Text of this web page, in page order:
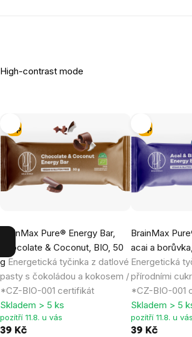
High-contrast mode
Tip
BrainMax Pure® Energy Bar,
Chocolate & Coconut, BIO, 50
g Energetická tyčinka z datlové
pasty s čokoládou a kokosem /
*CZ-BIO-001 certifikát
Skladem > 5 ks
pozítří 11.8. u vás
39 Kč
Tip
BrainMax
acai a
Energetická
přírodními
*CZ-BIO-001
Skladem > 5
pozítří 11.8. u vás
39 Kč